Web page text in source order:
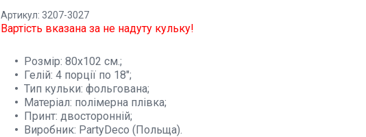
Артикул: 3207-3027
Вартість вказана за не надуту кульку!
Розмір: 80х102 см.;
Гелій: 4 порції по 18";
Тип кульки: фольгована;
Матеріал: полімерна плівка;
Принт: двосторонній;
Виробник: PartyDeco (Польща).